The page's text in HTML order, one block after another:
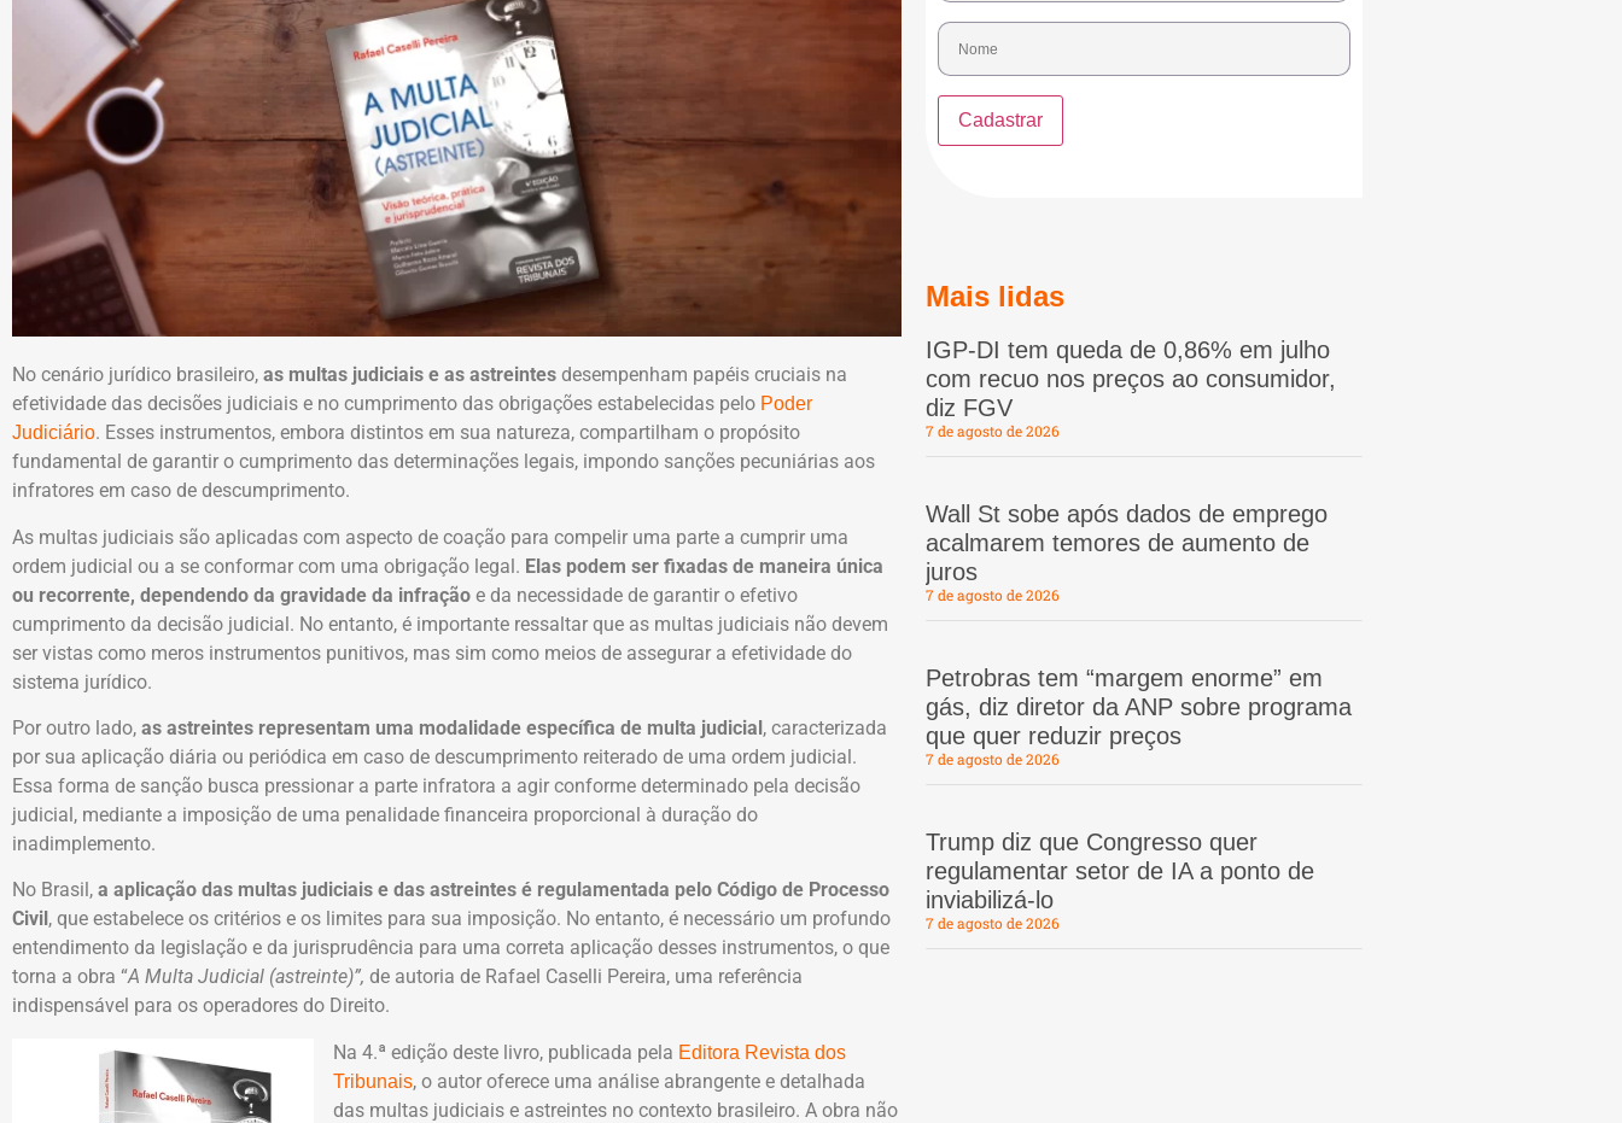
No cenário jurídico brasileiro, as multas judiciais e as astreintes desempenham papéis cruciais na
efetividade das decisões judiciais e no cumprimento das obrigações estabelecidas pelo Poder
Judiciário. Esses instrumentos, embora distintos em sua natureza, compartilham o propósito
fundamental de garantir o cumprimento das determinações legais, impondo sanções pecuniárias aos
infratores em caso de descumprimento.
As multas judiciais são aplicadas com aspecto de coação para compelir uma parte a cumprir uma
ordem judicial ou a se conformar com uma obrigação legal. Elas podem ser fixadas de maneira única
ou recorrente, dependendo da gravidade da infração e da necessidade de garantir o efetivo
cumprimento da decisão judicial. No entanto, é importante ressaltar que as multas judiciais não devem
ser vistas como meros instrumentos punitivos, mas sim como meios de assegurar a efetividade do
sistema jurídico.
Por outro lado, as astreintes representam uma modalidade específica de multa judicial, caracterizada
por sua aplicação diária ou periódica em caso de descumprimento reiterado de uma ordem judicial.
Essa forma de sanção busca pressionar a parte infratora a agir conforme determinado pela decisão
judicial, mediante a imposição de uma penalidade financeira proporcional à duração do
inadimplemento.
No Brasil, a aplicação das multas judiciais e das astreintes é regulamentada pelo Código de Processo
Civil , que estabelece os critérios e os limites para sua imposição. No entanto, é necessário um profundo
entendimento da legislação e da jurisprudência para uma correta aplicação desses instrumentos, o que
torna a obra “A Multa Judicial (astreinte)”, de autoria de Rafael Caselli Pereira, uma referência
indispensável para os operadores do Direito.
Na 4.ª edição deste livro, publicada pela Editora Revista dos
Tribunais, o autor oferece uma análise abrangente e detalhada
das multas judiciais e astreintes no contexto brasileiro. A obra não
Mais lidas
IGP-DI tem queda de 0,86% em julho
com recuo nos preços ao consumidor,
diz FGV
7 de agosto de 2026
Wall St sobe após dados de emprego
acalmarem temores de aumento de
juros
7 de agosto de 2026
Petrobras tem “margem enorme” em
gás, diz diretor da ANP sobre programa
que quer reduzir preços
7 de agosto de 2026
Trump diz que Congresso quer
regulamentar setor de IA a ponto de
inviabilizá-lo
7 de agosto de 2026